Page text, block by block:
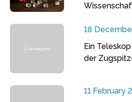
18
Ein
der
11 February